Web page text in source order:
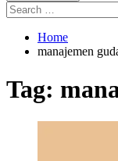
Search
for:
Home
manajemen
Tag: